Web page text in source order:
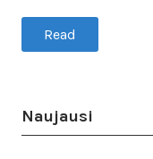
Read
Naujausi